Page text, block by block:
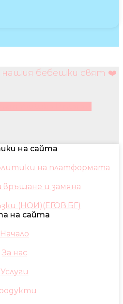
нашия бебешки свят ❤️
на сайта
на платформата
връщане и замяна
(НОИ)(ЕГОВ.БГ)
на сайта
Начало
За нас
Услуги